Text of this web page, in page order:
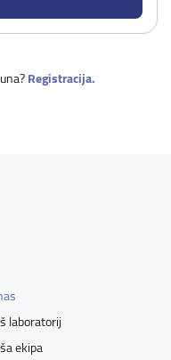
Registracija.
laboratorij
ekipa